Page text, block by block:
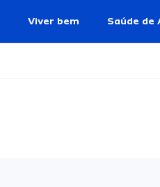
Viver bem Saúde de